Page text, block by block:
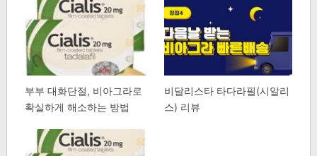
부부 대화단절, 비아그라로
확실하게 해소하는 방법
비달리스타 타다라필(시알리
스) 리뷰